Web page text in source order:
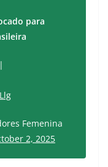
para
|
Femenina
2, 2025